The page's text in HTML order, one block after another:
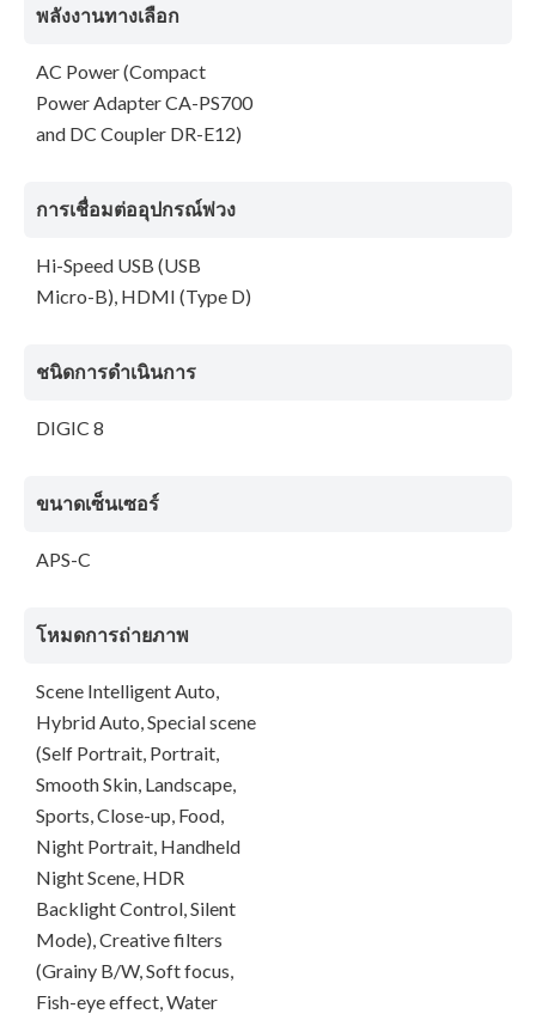
พลังงานทางเลือก
AC Power (Compact
Power Adapter CA-PS700
and DC Coupler DR-E12)
การเชื่อมต่ออุปกรณ์พ่วง
Hi-Speed USB (USB
Micro-B), HDMI (Type D)
ชนิดการดำเนินการ
DIGIC 8
ขนาดเซ็นเซอร์
APS-C
โหมดการถ่ายภาพ
Scene Intelligent Auto,
Hybrid Auto, Special scene
(Self Portrait, Portrait,
Smooth Skin, Landscape,
Sports, Close-up, Food,
Night Portrait, Handheld
Night Scene, HDR
Backlight Control, Silent
Mode), Creative filters
(Grainy B/W, Soft focus,
Fish-eye effect, Water